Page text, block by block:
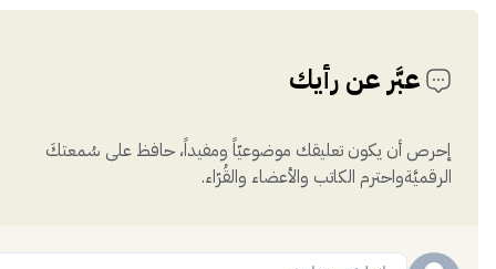
عبَّر عن رأيك
إحرص أن يكون تعليقك موضوعيّاً ومفيداً، حافظ على سُمعتكَ
الرقميَّةواحترم الكاتب والأعضاء والقُرّاء.